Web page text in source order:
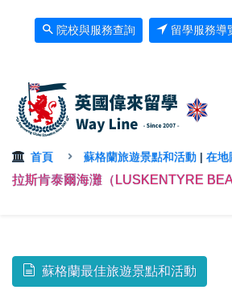
院校與服務查詢 留學服務導
首頁 蘇格蘭旅遊景點和活動 | 在地
拉斯肯泰爾海灘（LUSKENTYRE
蘇格蘭最佳旅遊景點和活動